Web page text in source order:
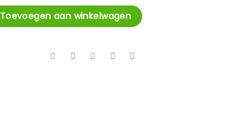
Toevoegen aan winkelwagen